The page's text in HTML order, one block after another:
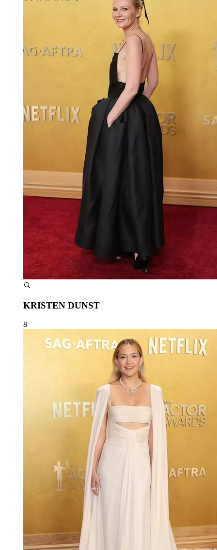
KRISTEN DUNST
8